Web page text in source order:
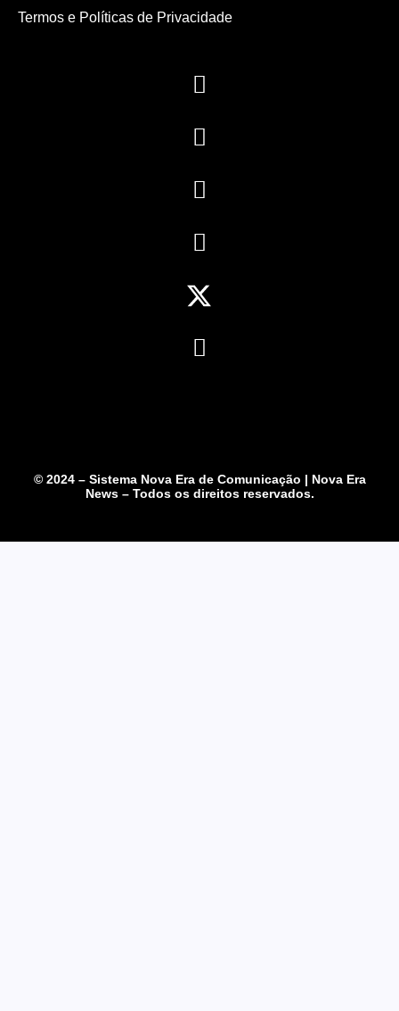
Termos e Políticas de Privacidade
© 2024 – Sistema Nova Era de Comunicação | Nova Era
News – Todos os direitos reservados.